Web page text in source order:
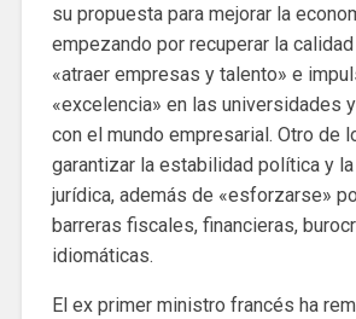
su propuesta para mejorar la
empezando por recuperar la
«atraer empresas y talento» e
«excelencia» en las universidades
con el mundo empresarial. Otro de
garantizar la estabilidad política y
jurídica, además de «esforzarse»
barreras fiscales, financieras,
idiomáticas.
El ex primer ministro francés ha